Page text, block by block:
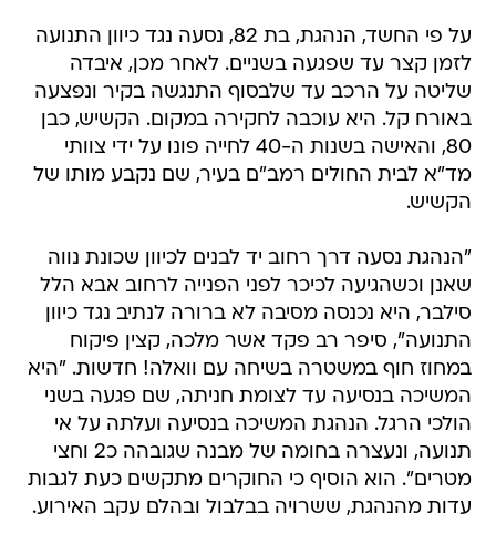
על פי החשד, הנהגת, בת 82, נסעה נגד כיוון התנועה
לזמן קצר עד שפגעה בשניים. לאחר מכן, איבדה
שליטה על הרכב עד שלבסוף התנגשה בקיר ונפצעה
באורח קל. היא עוכבה לחקירה במקום. הקשיש, כבן
80, והאישה בשנות ה-40 לחייה פונו על ידי צוותי
מד"א לבית החולים רמב"ם בעיר, שם נקבע מותו של
הקשיש.
"הנהגת נסעה דרך רחוב יד לבנים לכיוון שכונת נווה
שאנן וכשהגיעה לכיכר לפני הפנייה לרחוב אבא הלל
סילבר, היא נכנסה מסיבה לא ברורה לנתיב נגד כיוון
התנועה", סיפר רב פקד אשר מלכה, קצין פיקוח
במחוז חוף במשטרה בשיחה עם וואלה! חדשות. "היא
המשיכה בנסיעה עד לצומת חניתה, שם פגעה בשני
הולכי הרגל. הנהגת המשיכה בנסיעה ועלתה על אי
תנועה, ונעצרה בחומה של מבנה שגובהה כ2 וחצי
מטרים". הוא הוסיף כי החוקרים מתקשים כעת לגבות
עדות מהנהגת, ששרויה בבלבול ובהלם עקב האירוע.